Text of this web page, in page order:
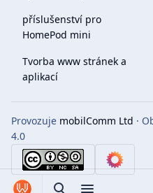
příslušenství pro
HomePod mini
Tvorba www stránek a
aplikací
Provozuje mobilComm Ltd ·
4.0